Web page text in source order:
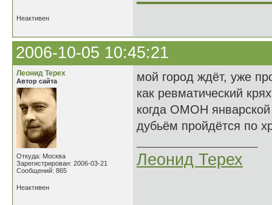
Неактивен
2006-10-05 10:45:21
Леонид Терех
Автор сайта
Откуда: Москва
Зарегистрирован: 2006-03-21
Сообщений: 865
мой город ждёт, уже
как ревматический
когда ОМОН январской
дубьём пройдётся по
Леонид Терех
Неактивен